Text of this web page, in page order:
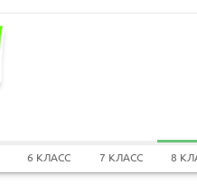
6 КЛАСС 7 КЛАСС 8